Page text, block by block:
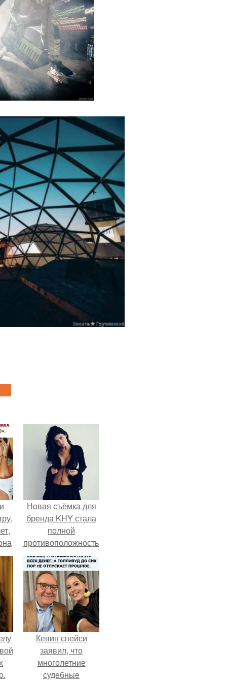
Новая съёмка для
бренда KHY стала
полной
противоположностью
образу, с которым
кайли
ассоциировалась
последние годы.
Кевин спейси
заявил, что
многолетние
судебные